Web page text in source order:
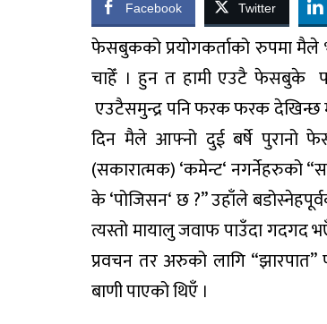
Facebook Twitter
फेसबुककोप्रयोगकर्ताकोरुपमामैले
चाहेँ । हुन त हामी एउटै फेसबुके
एउटैसमुन्द्रपनिफरकफरकदेखिन्छ
दिन मैले आफ्नो दुई बर्षे पुरानो
(सकारात्मक) ‘कमेन्ट‘नगर्नेहरुको“
के‘पोजिसन‘छ?”उहाँलेबडो
त्यस्तोमायालुजवाफपाउँदागदगद
प्रवचन तरअरुको लागि“झारपात”
बाणीपाएकोथिएँ ।